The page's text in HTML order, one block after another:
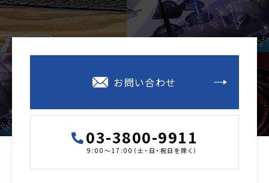
お問い合わせ
03-3800-9911
9:00～17:00（土・日・祝日を除く）